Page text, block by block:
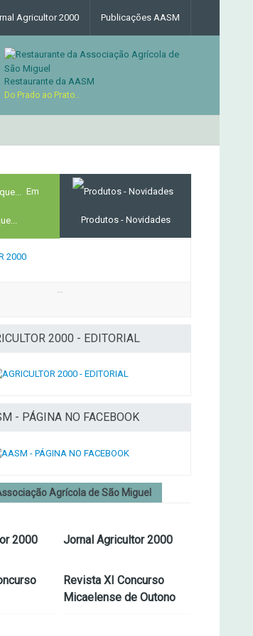
Agricultor 2000 Publicações AASM
Restaurante da AASM
Do Prado ao Prato...
Em
Produtos - Novidades
2000 - EDITORIAL
- PÁGINA NO FACEBOOK
Agrícola de São Miguel
2000 Jornal Agricultor 2000
Revista XI Concurso
Micaelense de Outono